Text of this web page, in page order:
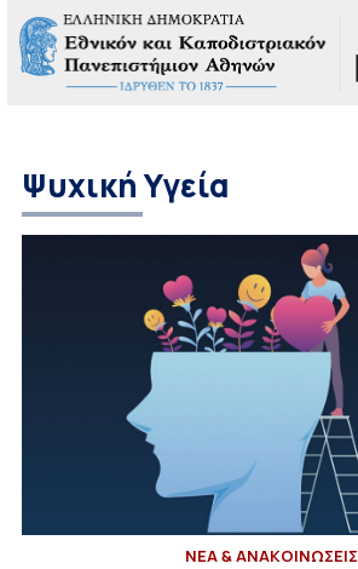
Ψυχική Υγεία
ΝΕΑ & ΑΝΑΚΟΙΝΩΣΕΙΣ